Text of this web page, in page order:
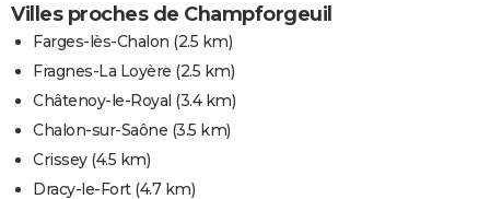
Villes proches de Champforgeuil
Farges-lès-Chalon (2.5 km)
Fragnes-La Loyère (2.5 km)
Châtenoy-le-Royal (3.4 km)
Chalon-sur-Saône (3.5 km)
Crissey(4.5 km)
Dracy-le-Fort(4.7 km)